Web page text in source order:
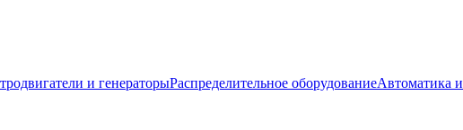
и генераторыРаспределительное оборудованиеАвтоматика и